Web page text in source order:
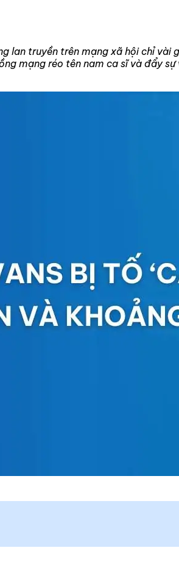
lan truyền trên mạng xã hội chỉ vài
mạng réo tên nam ca sĩ và đẩy